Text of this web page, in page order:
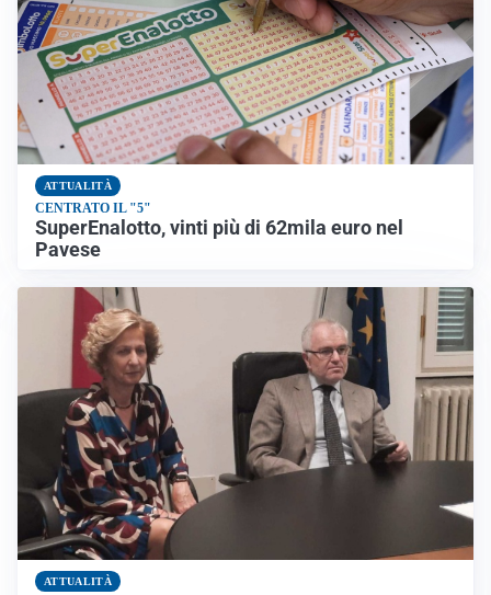
ATTUALITÀ
CENTRATO IL "5"
SuperEnalotto, vinti più di 62mila euro nel
Pavese
ATTUALITÀ